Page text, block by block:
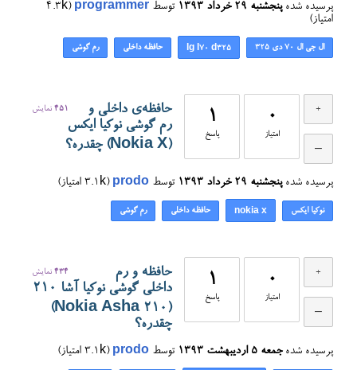
پرسیده شده پنجشنبه ۲۹ خرداد ۱۳۹۳ توسط programmer
(
4.3k
امتیاز)
ال جی ال 70 دی ۳۲۵ lg l70 d325 حافظه داخلی رم گوشی
0
امتیاز
1
پاسخ
451 نمایش
حافظه‌ی داخلی و
رم گوشی نوکیا ایکس
(Nokia X) چقدره؟
پرسیده شده پنجشنبه ۲۹ خرداد ۱۳۹۳ توسط prodo
(
3.1k امتیاز)
نوکیا ایکس nokia x حافظه داخلی رم گوشی
0
امتیاز
1
پاسخ
434 نمایش
حافظه و رم
داخلی گوشی نوکیا آشا ۲۱۰
(Nokia Asha 210)
چقدره؟
پرسیده شده جمعه ۵ اردیبهشت ۱۳۹۳ توسط prodo
(
3.1k امتیاز)